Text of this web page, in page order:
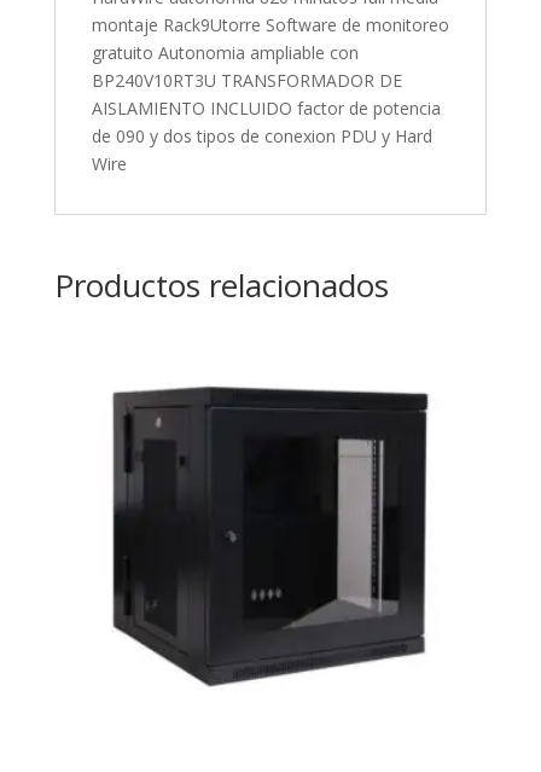
montaje Rack9Utorre Software de monitoreo
gratuito Autonomia ampliable con
BP240V10RT3U TRANSFORMADOR DE
AISLAMIENTO INCLUIDO factor de potencia
de 090 y dos tipos de conexion PDU y Hard
Wire
Productos relacionados